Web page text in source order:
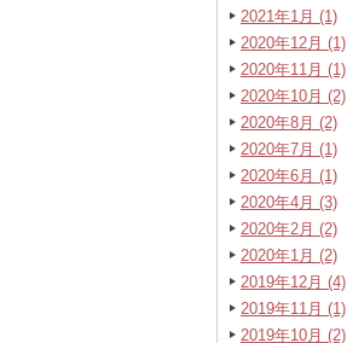
2021年1月 (1)
2020年12月 (1)
2020年11月 (1)
2020年10月 (2)
2020年8月 (2)
2020年7月 (1)
2020年6月 (1)
2020年4月 (3)
2020年2月 (2)
2020年1月 (2)
2019年12月 (4)
2019年11月 (1)
2019年10月 (2)